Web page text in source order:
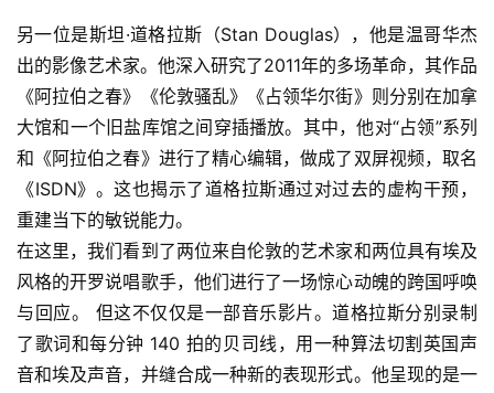
另一位是斯坦·道格拉斯（Stan Douglas），他是温哥华杰
出的影像艺术家。他深入研究了2011年的多场革命，其作品
《阿拉伯之春》《伦敦骚乱》《占领华尔街》则分别在加拿
大馆和一个旧盐库馆之间穿插播放。其中，他对“占领”系列
和《阿拉伯之春》进行了精心编辑，做成了双屏视频，取名
《ISDN》。这也揭示了道格拉斯通过对过去的虚构干预，
重建当下的敏锐能力。
在这里，我们看到了两位来自伦敦的艺术家和两位具有埃及
风格的开罗说唱歌手，他们进行了一场惊心动魄的跨国呼唤
与回应。 但这不仅仅是一部音乐影片。道格拉斯分别录制
了歌词和每分钟 140 拍的贝司线，用一种算法切割英国声
音和埃及声音，并缝合成一种新的表现形式。他呈现的是一